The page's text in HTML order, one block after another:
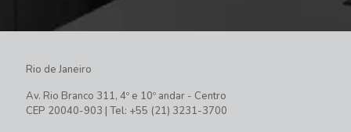
Rio de Janeiro
Av. Rio Branco 311, 4º e 10º andar - Centro
CEP 20040-903 | Tel: +55 (21) 3231-3700